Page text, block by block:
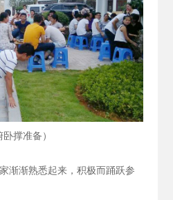
卧撑准备）
渐渐熟悉起来，积极而踊跃参